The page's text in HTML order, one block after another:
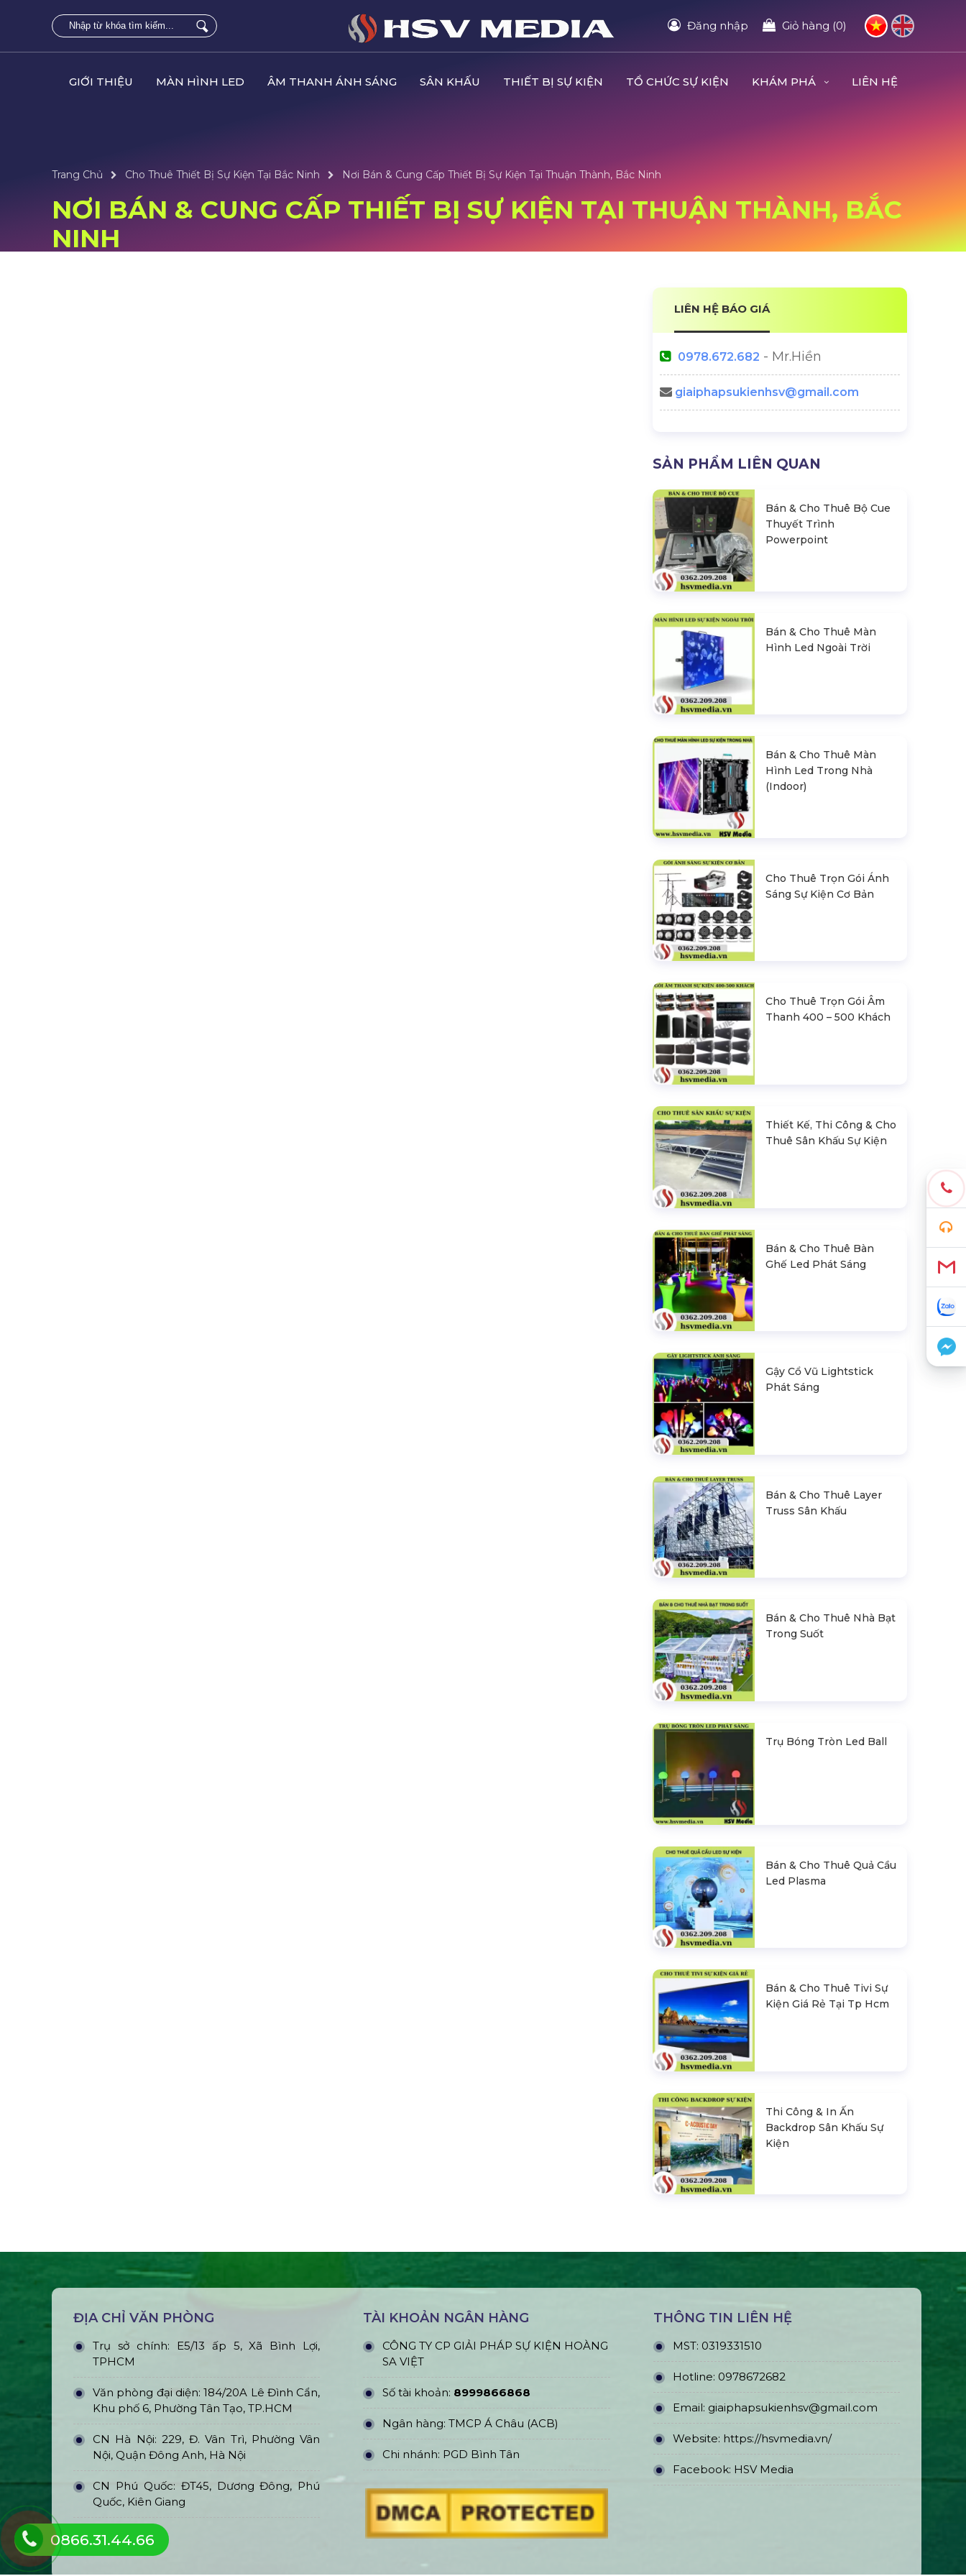
Đăng nhập Giỏ hàng (0)
GIỚI THIỆU MÀN HÌNH LED ÂM THANH ÁNH SÁNG SÂN KHẤU THIẾT BỊ SỰ KIỆN TỔ CHỨC SỰ KIỆN KHÁM PHÁ LIÊN HỆ
Trang Chủ Cho Thuê Thiết Bị Sự Kiện Tại Bắc Ninh Nơi Bán & Cung Cấp Thiết Bị Sự Kiện Tại Thuận Thành, Bắc Ninh
NƠI BÁN & CUNG CẤP THIẾT BỊ SỰ KIỆN TẠI THUẬN THÀNH, BẮC
NINH
LIÊN HỆ BÁO GIÁ
0978.672.682 - Mr.Hiền
giaiphapsukienhsv@gmail.com
SẢN PHẨM LIÊN QUAN
Bán & Cho Thuê Bộ Cue
Thuyết Trình
Powerpoint
Bán & Cho Thuê Màn
Hình Led Ngoài Trời
Bán & Cho Thuê Màn
Hình Led Trong Nhà
(Indoor)
Cho Thuê Trọn Gói Ánh
Sáng Sự Kiện Cơ Bản
Cho Thuê Trọn Gói Âm
Thanh 400 – 500 Khách
Thiết Kế, Thi Công & Cho
Thuê Sân Khấu Sự Kiện
Bán & Cho Thuê Bàn
Ghế Led Phát Sáng
Gậy Cổ Vũ Lightstick
Phát Sáng
Bán & Cho Thuê Layer
Truss Sân Khấu
Bán & Cho Thuê Nhà Bạt
Trong Suốt
Trụ Bóng Tròn Led Ball
Bán & Cho Thuê Quả Cầu
Led Plasma
Bán & Cho Thuê Tivi Sự
Kiện Giá Rẻ Tại Tp Hcm
Thi Công & In Ấn
Backdrop Sân Khấu Sự
Kiện
ĐỊA CHỈ VĂN PHÒNG
Trụ sở chính: E5/13 ấp 5, Xã Bình Lợi,
TPHCM
Văn phòng đại diện: 184/20A Lê Đình Cẩn,
Khu phố 6, Phường Tân Tạo, TP.HCM
CN Hà Nội: 229, Đ. Vân Trì, Phường Vân
Nội, Quận Đông Anh, Hà Nội
CN Phú Quốc: ĐT45, Dương Đông, Phú
Quốc, Kiên Giang
TÀI KHOẢN NGÂN HÀNG
CÔNG TY CP GIẢI PHÁP SỰ KIỆN HOÀNG
SA VIỆT
Số tài khoản: 8999866868
Ngân hàng: TMCP Á Châu (ACB)
Chi nhánh: PGD Bình Tân
THÔNG TIN LIÊN HỆ
MST: 0319331510
Hotline: 0978672682
Email: giaiphapsukienhsv@gmail.com
Website: https://hsvmedia.vn/
Facebook: HSV Media
0866.31.44.66